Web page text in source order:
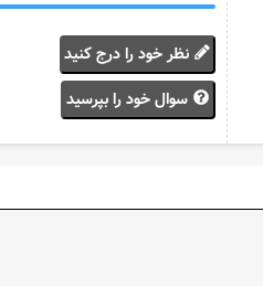
نظر خود را درج کنید
سوال خود را بپرسید